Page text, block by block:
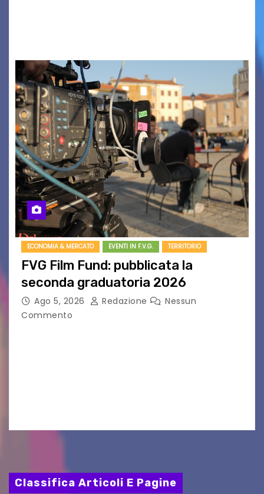
ECONOMIA & MERCATO EVENTI IN F.V.G. TERRITORIO
FVG Film Fund: pubblicata la
seconda graduatoria 2026
Ago 5, 2026 Redazione
Nessun
Commento
Classifica Articoli E Pagine